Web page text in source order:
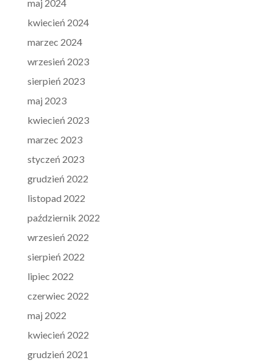
maj 2024
kwiecień 2024
marzec 2024
wrzesień 2023
sierpień 2023
maj 2023
kwiecień 2023
marzec 2023
styczeń 2023
grudzień 2022
listopad 2022
październik 2022
wrzesień 2022
sierpień 2022
lipiec 2022
czerwiec 2022
maj 2022
kwiecień 2022
grudzień 2021